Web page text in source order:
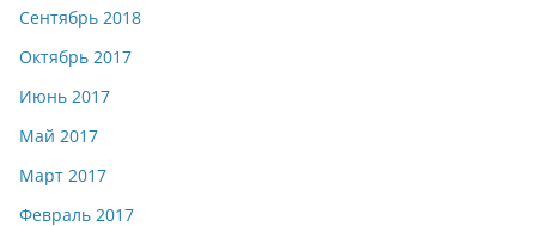
Сентябрь 2018
Октябрь 2017
Июнь 2017
Май 2017
Март 2017
Февраль 2017